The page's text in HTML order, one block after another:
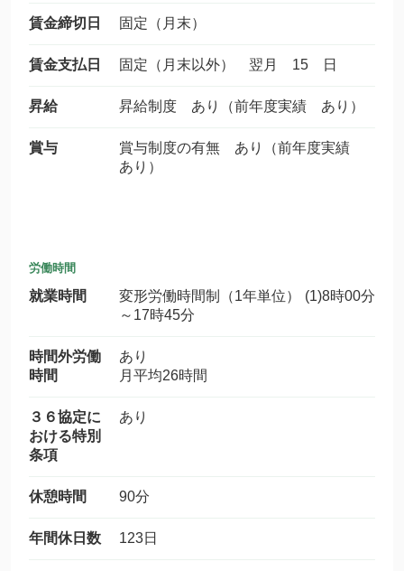
賃金締切日 固定（月末）
賃金支払日 固定（月末以外） 翌月 15 日
昇給 昇給制度 あり（前年度実績 あり）
賞与
賞与制度の有無 あり（前年度実績
あり）
労働時間
就業時間
変形労働時間制（1年単位） (1)8時00分
～17時45分
時間外労働
時間
あり
月平均26時間
３６協定に
おける特別
条項
あり
休憩時間 90分
年間休日数 123日